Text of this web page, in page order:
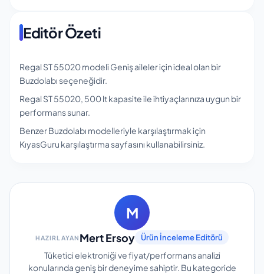
Editör Özeti
Regal ST 55020 modeli Geniş aileler için ideal olan bir
Buzdolabı seçeneğidir.
Regal ST 55020, 500 lt kapasite ile ihtiyaçlarınıza uygun bir
performans sunar.
Benzer Buzdolabı modelleriyle karşılaştırmak için
KıyasGuru karşılaştırma sayfasını kullanabilirsiniz.
M
HAZIRLAYAN Mert Ersoy Ürün İnceleme Editörü
Tüketici elektroniği ve fiyat/performans analizi
konularında geniş bir deneyime sahiptir. Bu kategoride